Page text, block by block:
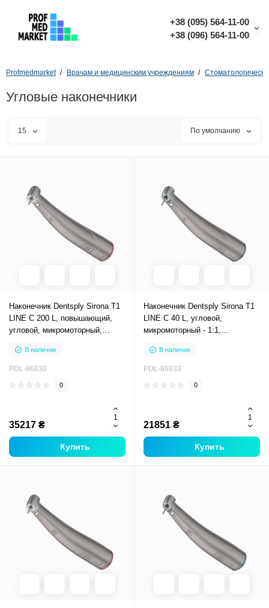
+38 (095) 564-11-00
+38 (096) 564-11-00
Profmedmarket Врачам и медицинским учреждениям
Угловые наконечники
15 По умолчанию
Наконечник Dentsply Sirona T1
LINE C 200 L, повышающий,
угловой, микромоторный,
титановый корпус, DLC-
покрытия подшипников,
В наличии
PDL-86830
0
35217 ₴
Купить
Наконечник Dentsply Sirona T1
LINE C 40 L, угловой,
микромоторный - 1:1,
покрытия подшипников,
светловод, кнопочная система
В наличии
PDL-86833
0
21851 ₴
Купить